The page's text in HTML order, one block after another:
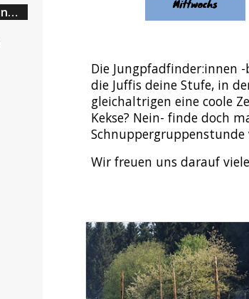
Jungpfadfinder:innen
Die Jungpfadfinder:innen
die Juffis deine Stufe, in
gleichaltrigen eine coole
Kekse? Nein- finde doch
Schnuppergruppenstunde
Wir freuen uns darauf